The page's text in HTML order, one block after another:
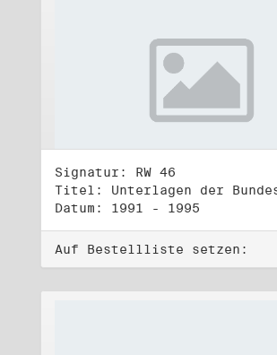
Signatur: RW 46
Datum: 1991 - 1995
Auf Bestellliste setzen: